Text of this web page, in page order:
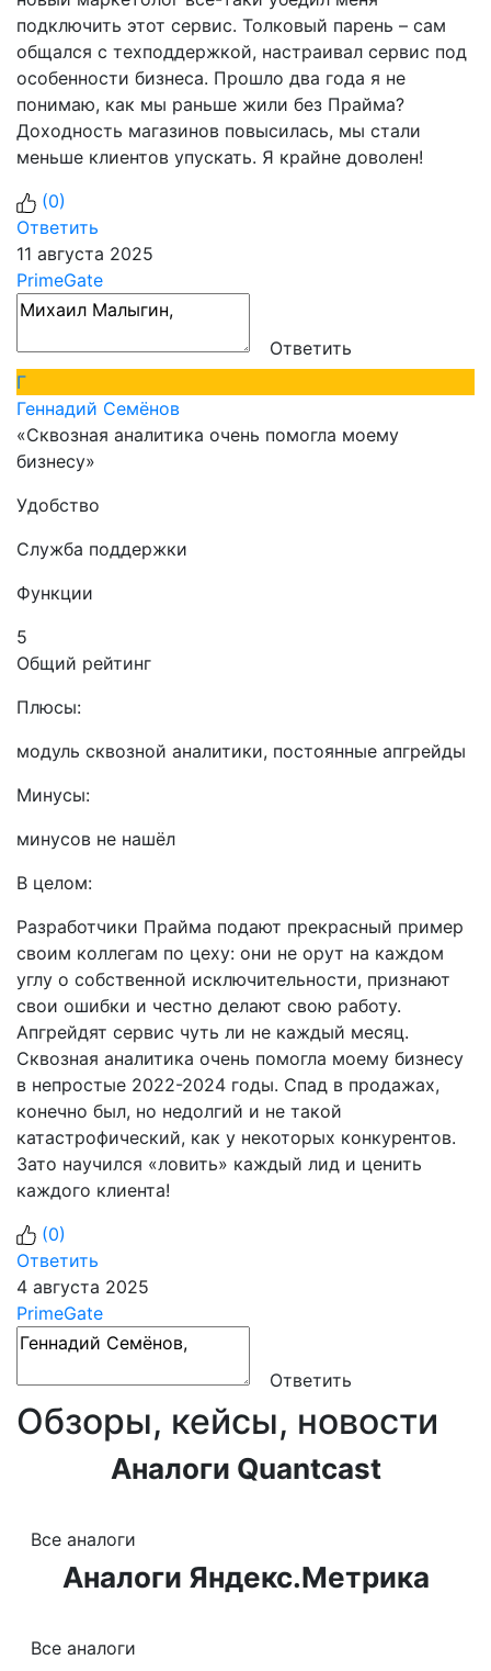
подключить этот сервис. Толковый парень – сам
общался с техподдержкой, настраивал сервис под
особенности бизнеса. Прошло два года я не
понимаю, как мы раньше жили без Прайма?
Доходность магазинов повысилась, мы стали
меньше клиентов упускать. Я крайне доволен!
(0)
Ответить
11 августа 2025
PrimeGate
Ответить
Г
Геннадий Семёнов
«Сквозная аналитика очень помогла моему
бизнесу»
Удобство
Служба поддержки
Функции
5
Общий рейтинг
Плюсы:
модуль сквозной аналитики, постоянные апгрейды
Минусы:
минусов не нашёл
В целом:
Разработчики Прайма подают прекрасный пример
своим коллегам по цеху: они не орут на каждом
углу о собственной исключительности, признают
свои ошибки и честно делают свою работу.
Апгрейдят сервис чуть ли не каждый месяц.
Сквозная аналитика очень помогла моему бизнесу
в непростые 2022-2024 годы. Спад в продажах,
конечно был, но недолгий и не такой
катастрофический, как у некоторых конкурентов.
Зато научился «ловить» каждый лид и ценить
каждого клиента!
(0)
Ответить
4 августа 2025
PrimeGate
Ответить
Обзоры, кейсы, новости
Аналоги Quantcast
Все аналоги
Аналоги Яндекс.Метрика
Все аналоги